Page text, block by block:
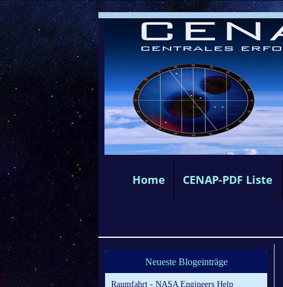
Home CENAP-PDF Liste
Neueste Blogeinträge
Raumfahrt - NASA Engineers Help